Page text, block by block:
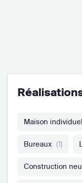
Maison
Bureaux (1)
Construction